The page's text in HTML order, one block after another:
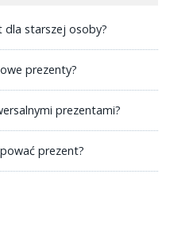
dla starszej osoby?
prezenty?
prezentami?
prezent?